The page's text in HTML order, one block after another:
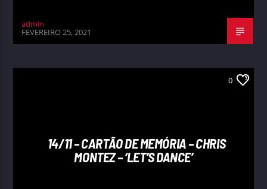
admin
FEVEREIRO 25, 2021
0
14/11 – CARTÃO DE MEMÓRIA – CHRIS
MONTEZ – ‘LET’S DANCE’